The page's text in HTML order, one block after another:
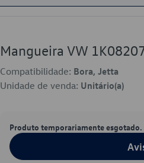
Mangueira VW
Compatibilidade: Bora, Jetta
Unidade de venda: Unitário(a)
Produto temporariamente esgotado.